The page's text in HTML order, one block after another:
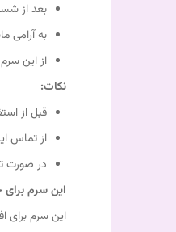
بعد از
به آرامی
از این
نکات:
قبل از
از تماس
در صورت
این سرم
این سرم برای